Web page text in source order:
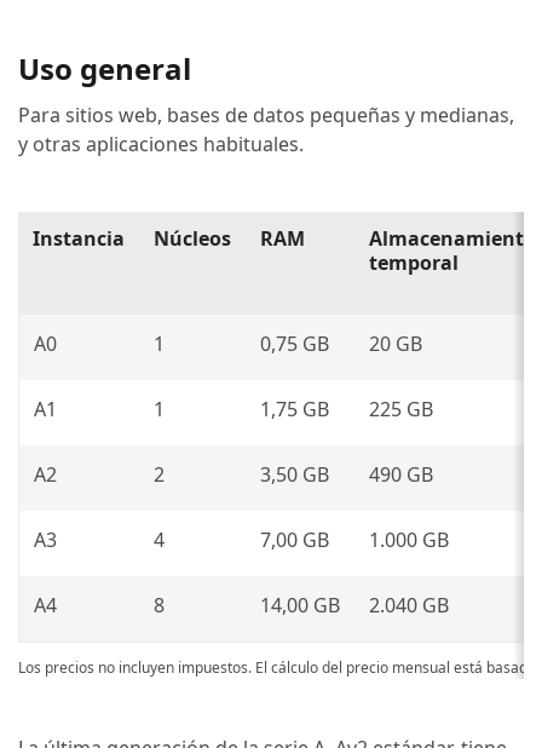
Uso general
Para sitios web, bases de datos pequeñas y medianas,
y otras aplicaciones habituales.
Instancia Núcleos RAM
Almacenamiento
temporal
A0 1 0,75 GB 20 GB
A1 1 1,75 GB 225 GB
A2 2 3,50 GB 490 GB
A3 4 7,00 GB 1.000 GB
A4 8 14,00 GB 2.040 GB
Los precios no incluyen impuestos. El cálculo del precio mensual está